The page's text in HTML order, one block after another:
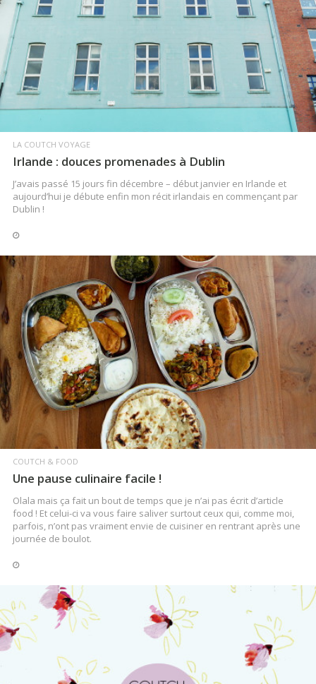
LIRE LA SUITE
LA COUTCH VOYAGE
Irlande : douces promenades à Dublin
J’avais passé 15 jours fin décembre – début janvier en Irlande et
aujourd’hui je débute enfin mon récit irlandais en commençant par
Dublin !
LIRE LA SUITE
COUTCH & FOOD
Une pause culinaire facile !
Olala mais ça fait un bout de temps que je n’ai pas écrit d’article
food ! Et celui-ci va vous faire saliver surtout ceux qui, comme moi,
parfois, n’ont pas vraiment envie de cuisiner en rentrant après une
journée de boulot.